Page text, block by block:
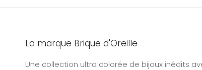
La marque Brique d'Oreille
Une collection ultra colorée de bijoux inédits